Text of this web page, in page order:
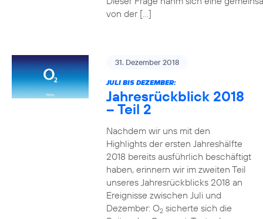
von der […]
31. Dezember 2018
JULI BIS DEZEMBER:
Jahresrückblick 2018
– Teil 2
Nachdem wir uns mit den
Highlights der ersten Jahreshälfte
2018 bereits ausführlich beschäftigt
haben, erinnern wir im zweiten Teil
unseres Jahresrückblicks 2018 an
Ereignisse zwischen Juli und
Dezember: O2sicherte sich die